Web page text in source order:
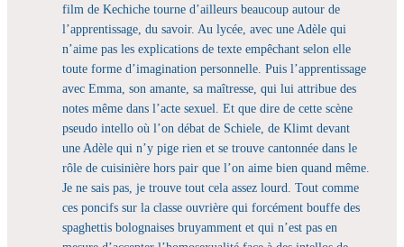
film de Kechiche tourne d’ailleurs beaucoup autour de
l’apprentissage, du savoir. Au lycée, avec une Adèle qui
n’aime pas les explications de texte empêchant selon elle
toute forme d’imagination personnelle. Puis l’apprentissage
avec Emma, son amante, sa maîtresse, qui lui attribue des
notes même dans l’acte sexuel. Et que dire de cette scène
pseudo intello où l’on débat de Schiele, de Klimt devant
une Adèle qui n’y pige rien et se trouve cantonnée dans le
rôle de cuisinière hors pair que l’on aime bien quand même.
Je ne sais pas, je trouve tout cela assez lourd. Tout comme
ces poncifs sur la classe ouvrière qui forcément bouffe des
spaghettis bolognaises bruyamment et qui n’est pas en